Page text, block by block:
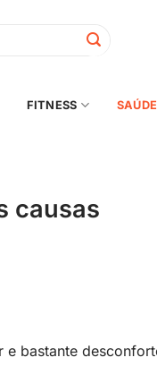
FITNESS SAÚDE
causas
bastante